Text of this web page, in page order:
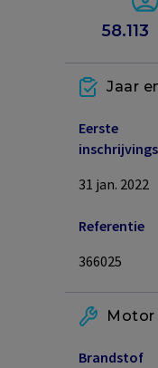
58.113
Jaar
Eerste
31 jan. 2022
Referentie
366025
Motor
Brandstof